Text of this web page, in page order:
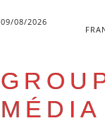
09/08/2026
MÉDIA